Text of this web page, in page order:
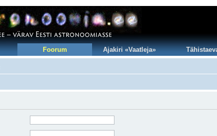
Foorum Ajakiri «Vaatleja»